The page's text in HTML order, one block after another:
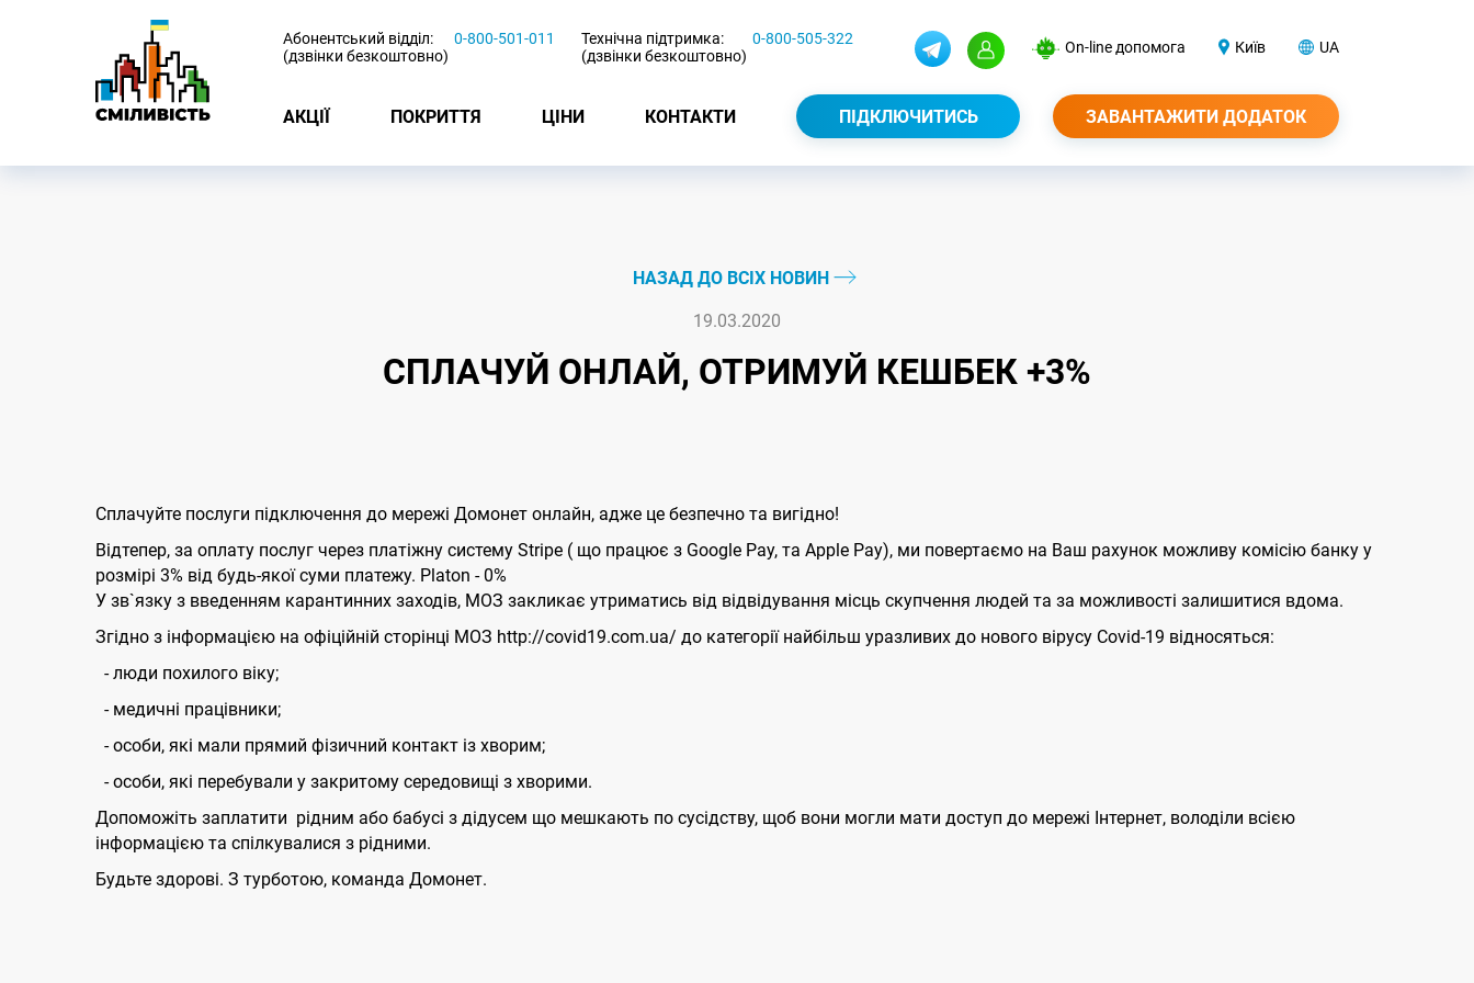
Абонентський відділ:
(дзвінки безкоштовно)
0-800-501-011
Технічна підтримка:
(дзвінки безкоштовно)
0-800-505-322 On-line допомога Київ UA
АКЦІЇ ПОКРИТТЯ ЦІНИ КОНТАКТИ ПІДКЛЮЧИТИСЬ ЗАВАНТАЖИТИ ДОДАТОК
НАЗАД ДО ВСІХ НОВИН
19.03.2020
СПЛАЧУЙ ОНЛАЙ, ОТРИМУЙ КЕШБЕК +3%
Сплачуйте послуги підключення до мережі Домонет онлайн, адже це безпечно та вигідно!
Відтепер, за оплату послуг через платіжну систему Stripe ( що працює з Google Pay, та Apple Pay), ми повертаємо на Ваш рахунок можливу комісію банку у
розмірі 3% від будь-якої суми платежу. Platon - 0%
У зв`язку з введенням карантинних заходів, МОЗ закликає утриматись від відвідування місць скупчення людей та за можливості залишитися вдома.
Згідно з інформацією на офіційній сторінці МОЗ http://covid19.com.ua/ до категорії найбільш уразливих до нового вірусу Covid-19 відносяться:
- люди похилого віку;
- медичні працівники;
- особи, які мали прямий фізичний контакт із хворим;
- особи, які перебували у закритому середовищі з хворими.
Допоможіть заплатити рідним або бабусі з дідусем що мешкають по сусідству, щоб вони могли мати доступ до мережі Інтернет, володіли всією
інформацією та спілкувалися з рідними.
Будьте здорові. З турботою, команда Домонет.